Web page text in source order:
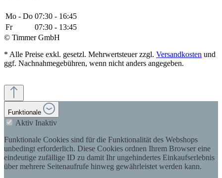
Mo - Do 07:30 - 16:45
Fr
07:30 - 13:45
© Timmer GmbH
* Alle Preise exkl. gesetzl. Mehrwertsteuer zzgl. Versandkosten und
ggf. Nachnahmegebühren, wenn nicht anders angegeben.
Funktionale
Aktiv Inaktiv
Funktionale Cookies sind für die Funktionalität des Webshops
unbedingt erforderlich. Diese Cookies ordnen Ihrem Browser eine
eindeutige zufällige ID zu damit Ihr ungehindertes Einkaufserlebnis
über mehrere Seitenaufrufe hinweg gewährleistet werden kann.